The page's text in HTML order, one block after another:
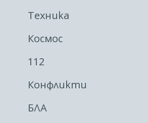
Техника
Космос
112
Конфликти
БЛА